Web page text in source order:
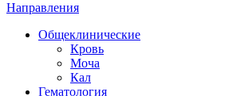
Направления
Общеклинические
Кровь
Моча
Кал
Гематология